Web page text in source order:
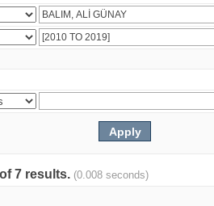
7 results. (0.008 seconds)